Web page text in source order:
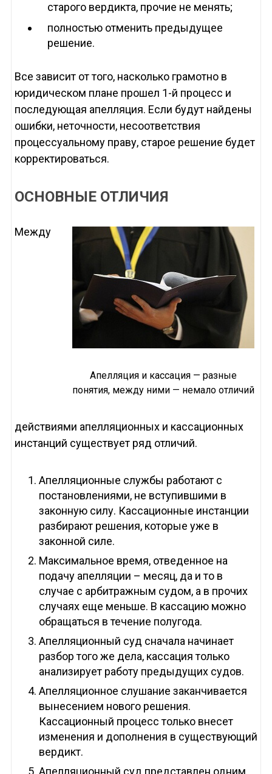
старого вердикта, прочие не менять;
полностью отменить предыдущее
решение.
Все зависит от того, насколько грамотно в
юридическом плане прошел 1-й процесс и
последующая апелляция. Если будут найдены
ошибки, неточности, несоответствия
процессуальному праву, старое решение будет
корректироваться.
ОСНОВНЫЕ ОТЛИЧИЯ
Апелляция и кассация — разные
понятия, между ними — немало отличий
Между
действиями апелляционных и кассационных
инстанций существует ряд отличий.
Апелляционные службы работают с
постановлениями, не вступившими в
законную силу. Кассационные инстанции
разбирают решения, которые уже в
законной силе.
Максимальное время, отведенное на
подачу апелляции – месяц, да и то в
случае с арбитражным судом, а в прочих
случаях еще меньше. В кассацию можно
обращаться в течение полугода.
Апелляционный суд сначала начинает
разбор того же дела, кассация только
анализирует работу предыдущих судов.
Апелляционное слушание заканчивается
вынесением нового решения.
Кассационный процесс только внесет
изменения и дополнения в существующий
вердикт.
Апелляционный суд представлен одним